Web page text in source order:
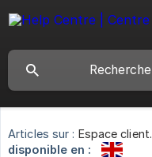
Articles sur : Espace client.
disponible en :